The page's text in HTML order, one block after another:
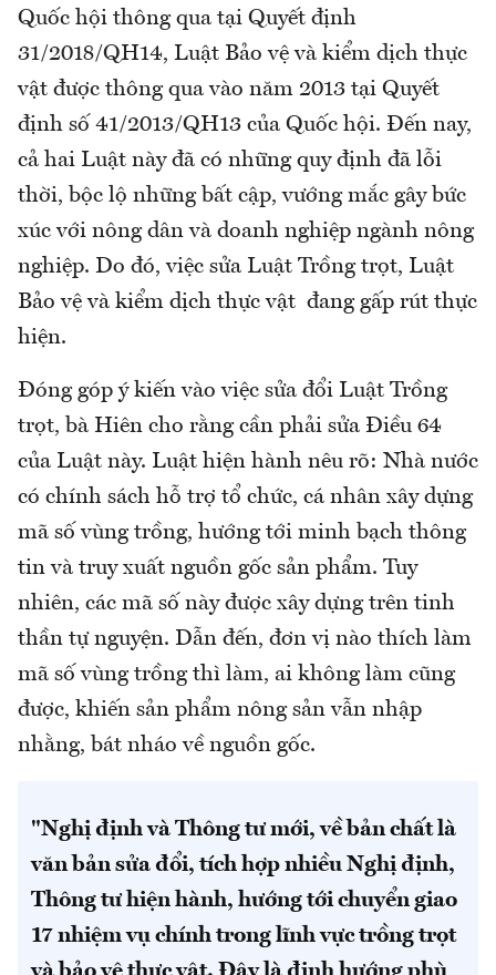
Quốc hội thông qua tại Quyết định
31/2018/QH14, Luật Bảo vệ và kiểm dịch thực
vật được thông qua vào năm 2013 tại Quyết
định số 41/2013/QH13 của Quốc hội. Đến nay,
cả hai Luật này đã có những quy định đã lỗi
thời, bộc lộ những bất cập, vướng mắc gây bức
xúc với nông dân và doanh nghiệp ngành nông
nghiệp. Do đó, việc sửa Luật Trồng trọt, Luật
Bảo vệ và kiểm dịch thực vật đang gấp rút thực
hiện.
Đóng góp ý kiến vào việc sửa đổi Luật Trồng
trọt, bà Hiên cho rằng cần phải sửa Điều 64
của Luật này. Luật hiện hành nêu rõ: Nhà nước
có chính sách hỗ trợ tổ chức, cá nhân xây dựng
mã số vùng trồng, hướng tới minh bạch thông
tin và truy xuất nguồn gốc sản phẩm. Tuy
nhiên, các mã số này được xây dựng trên tinh
thần tự nguyện. Dẫn đến, đơn vị nào thích làm
mã số vùng trồng thì làm, ai không làm cũng
được, khiến sản phẩm nông sản vẫn nhập
nhằng, bát nháo về nguồn gốc.
"Nghị định và Thông tư mới, về bản chất là
văn bản sửa đổi, tích hợp nhiều Nghị định,
Thông tư hiện hành, hướng tới chuyển giao
17 nhiệm vụ chính trong lĩnh vực trồng trọt